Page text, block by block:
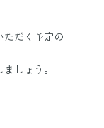
ただく予定の
しょう。